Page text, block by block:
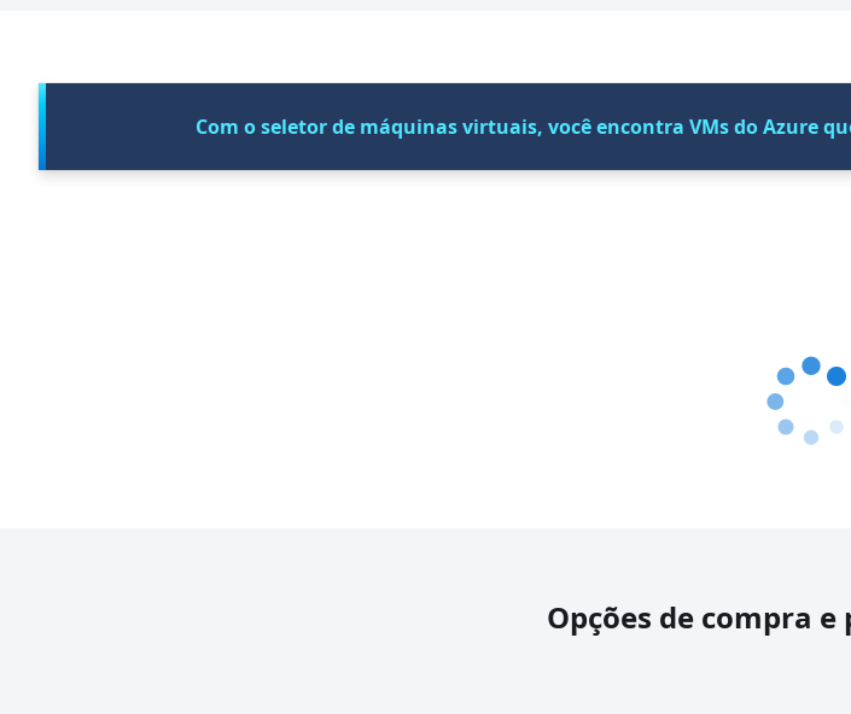
Com o seletor de máquinas virtuais, você encontra VMs do Azure
Opções de compra e